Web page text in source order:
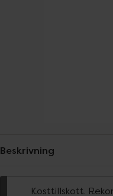
Beskrivning
Kosttillskott.